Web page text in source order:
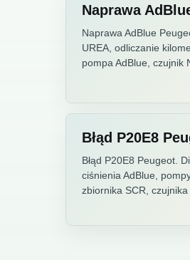
Naprawa
Naprawa AdBlue
UREA, odliczanie
pompa AdBlue, czujnik
Błąd P20E8
Błąd P20E8 Peugeot.
ciśnienia AdBlue,
zbiornika SCR,